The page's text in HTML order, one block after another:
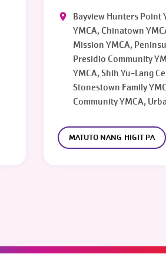
Bayview Hunters Point
YMCA, Chinatown
Mission YMCA,
Presidio Community
YMCA, Shih Yu-Lang
Stonestown Family
Community YMCA,
MATUTO NANG HIGIT PA